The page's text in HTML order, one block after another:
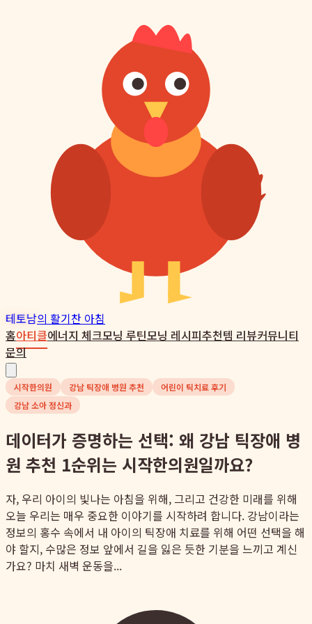
테토남의 활기찬 아침
홈아티클에너지 체크모닝 루틴모닝 레시피추천템 리뷰커뮤니티
문의
시작한의원 강남 틱장애 병원 추천
어린이 틱치료 후기
강남 소아 정신과
데이터가 증명하는 선택: 왜 강남 틱장애 병
원 추천 1순위는 시작한의원일까요?
자, 우리 아이의 빛나는 아침을 위해, 그리고 건강한 미래를 위해
오늘 우리는 매우 중요한 이야기를 시작하려 합니다. 강남이라는
정보의 홍수 속에서 내 아이의 틱장애 치료를 위해 어떤 선택을 해
야 할지, 수많은 정보 앞에서 길을 잃은 듯한 기분을 느끼고 계신
가요? 마치 새벽 운동을...